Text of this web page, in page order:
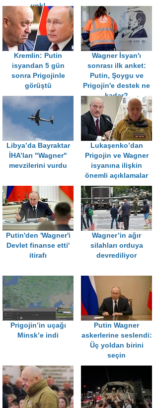
yok!
Kremlin: Putin
isyandan 5 gün
sonra Prigojinle
görüştü
Wagner İsyan'ı
sonrası ilk anket:
Putin, Şoygu ve
Prigojin'e destek ne
kadar?
Libya’da Bayraktar
İHA’ları "Wagner"
mevzilerini vurdu
Lukaşenko’dan
Prigojin ve Wagner
isyanına ilişkin
önemli açıklamalar
Putin'den 'Wagner'i
Devlet finanse etti'
itirafı
Wagner’in ağır
silahları orduya
devrediliyor
Prigojin’in uçağı
Minsk’e indi
Putin Wagner
askerlerine seslendi:
Üç yoldan birini
seçin